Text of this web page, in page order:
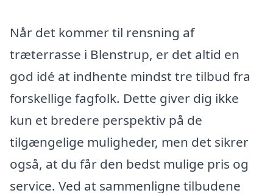
Når det kommer til rensning af
træterrasse i Blenstrup, er det altid en
god idé at indhente mindst tre tilbud fra
forskellige fagfolk. Dette giver dig ikke
kun et bredere perspektiv på de
tilgængelige muligheder, men det sikrer
også, at du får den bedst mulige pris og
service. Ved at sammenligne tilbudene